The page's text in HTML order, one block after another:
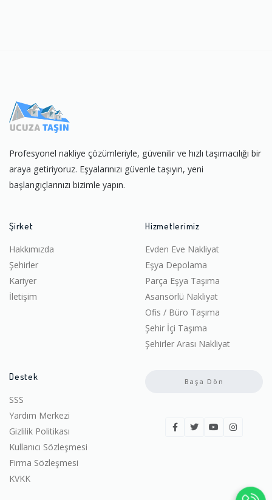
Profesyonel nakliye çözümleriyle, güvenilir ve hızlı taşımacılığı bir
araya getiriyoruz. Eşyalarınızı güvenle taşıyın, yeni
başlangıçlarınızı bizimle yapın.
Şirket
Hakkımızda
Şehirler
Kariyer
İletişim
Hizmetlerimiz
Evden Eve Nakliyat
Eşya Depolama
Parça Eşya Taşıma
Asansörlü Nakliyat
Ofis / Büro Taşıma
Şehir İçi Taşıma
Şehirler Arası Nakliyat
Destek
SSS
Yardım Merkezi
Gizlilik Politikası
Kullanıcı Sözleşmesi
Firma Sözleşmesi
KVKK
Başa Dön